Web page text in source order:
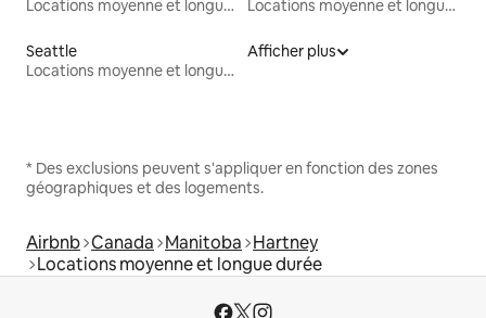
Locations moyenne et longue durée Locations moyenne et longue durée
Seattle
Locations moyenne et longue durée
Afficher plus
* Des exclusions peuvent s'appliquer en fonction des zones
géographiques et des logements.
Airbnb Canada Manitoba Hartney
Locations moyenne et longue durée